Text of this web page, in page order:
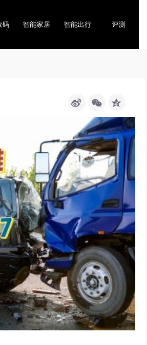
码 智能家居 智能出行 评测